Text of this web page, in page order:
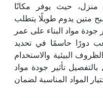
منزل، حيث يوفر مكانًا
متين يدوم طويلًا يتطلب
جودة مواد البناء على عمر
دورًا حاسمًا في تحديد
البيئية والاستخدام
تأثير جودة مواد
المواد المناسبة لضمان